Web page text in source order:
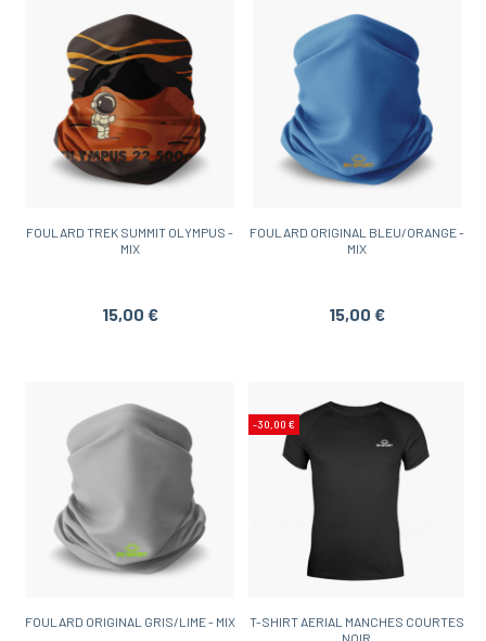
FOULARD TREK SUMMIT OLYMPUS -
MIX
15,00 €
FOULARD ORIGINAL BLEU/ORANGE -
MIX
15,00 €
FOULARD ORIGINAL GRIS/LIME - MIX
-30,00 €
T-SHIRT AERIAL MANCHES COURTES
NOIR